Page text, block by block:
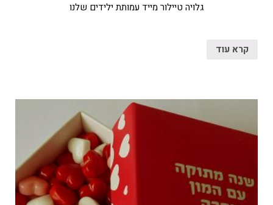
גלויה טיילור מייד עמותת ילידים שלנו
קרא עוד